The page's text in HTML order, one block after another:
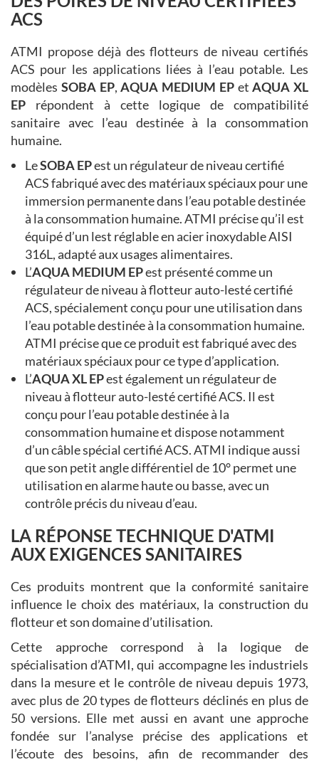
ACS
ATMI propose déjà des flotteurs de niveau certifiés
ACS pour les applications liées à l’eau potable. Les
modèles SOBA EP,AQUA MEDIUM EPetAQUA XL
EP répondent à cette logique de compatibilité
sanitaire avec l’eau destinée à la consommation
humaine.
LeSOBA EPest un régulateur de niveau certifié
ACS fabriqué avec des matériaux spéciaux pour une
immersion permanente dans l’eau potable destinée
à la consommation humaine. ATMI précise qu’il est
équipé d’un lest réglable en acier inoxydable AISI
316L, adapté aux usages alimentaires.
L’AQUA MEDIUM EPest présenté comme un
régulateur de niveau à flotteur auto-lesté certifié
ACS, spécialement conçu pour une utilisation dans
l’eau potable destinée à la consommation humaine.
ATMI précise que ce produit est fabriqué avec des
matériaux spéciaux pour ce type d’application.
L’AQUA XL EPest également un régulateur de
niveau à flotteur auto-lesté certifié ACS. Il est
conçu pour l’eau potable destinée à la
consommation humaine et dispose notamment
d’un câble spécial certifié ACS. ATMI indique aussi
que son petit angle différentiel de 10° permet une
utilisation en alarme haute ou basse, avec un
contrôle précis du niveau d’eau.
LA RÉPONSE TECHNIQUE D'ATMI
AUX EXIGENCES SANITAIRES
Ces produits montrent que la conformité sanitaire
influence le choix des matériaux, la construction du
flotteur et son domaine d’utilisation.
Cette approche correspond à la logique de
spécialisation d’ATMI, qui accompagne les industriels
dans la mesure et le contrôle de niveau depuis 1973,
avec plus de 20 types de flotteurs déclinés en plus de
50 versions. Elle met aussi en avant une approche
fondée sur l’analyse précise des applications et
l’écoute des besoins, afin de recommander des